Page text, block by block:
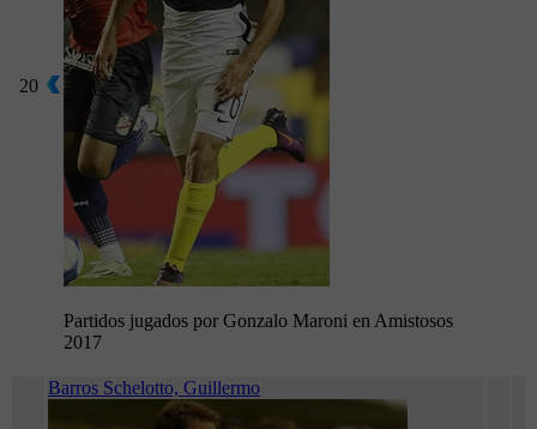
20
Partidos jugados por Gonzalo Maroni en Amistosos
2017
Barros Schelotto, Guillermo